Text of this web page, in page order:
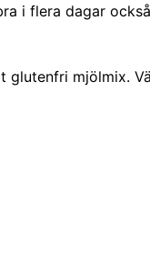
i flera dagar
glutenfri